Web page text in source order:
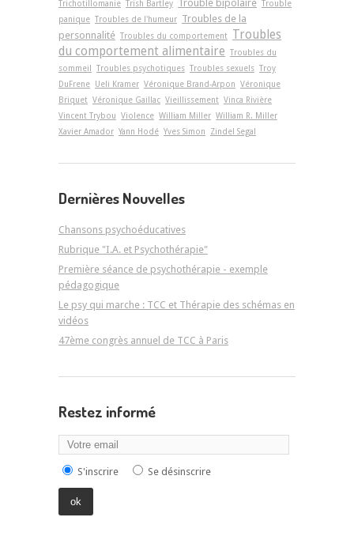
Trichotillomanie Trish Bartley Trouble bipolaire Trouble
panique Troubles de l'humeur Troubles de la
personnalité Troubles du comportement
Troubles
du comportement alimentaire Troubles du
sommeil
Troubles psychotiques Troubles sexuels Troy
DuFrene
Ueli Kramer Véronique Brand-Arpon Véronique
Briquet Véronique Gaillac Vieillissement Vinca Rivière
Vincent Trybou Violence William Miller William R. Miller
Xavier Amador Yann Hodé Yves Simon Zindel Segal
Dernières Nouvelles
Chansons psychoéducatives
Rubrique "I.A. et Psychothérapie"
Première séance de psychothérapie - exemple
pédagogique
Le psy qui marche : TCC et Thérapie des schémas en
vidéos
47ème congrès annuel de TCC à Paris
Restez informé
S'inscrire Se désinscrire